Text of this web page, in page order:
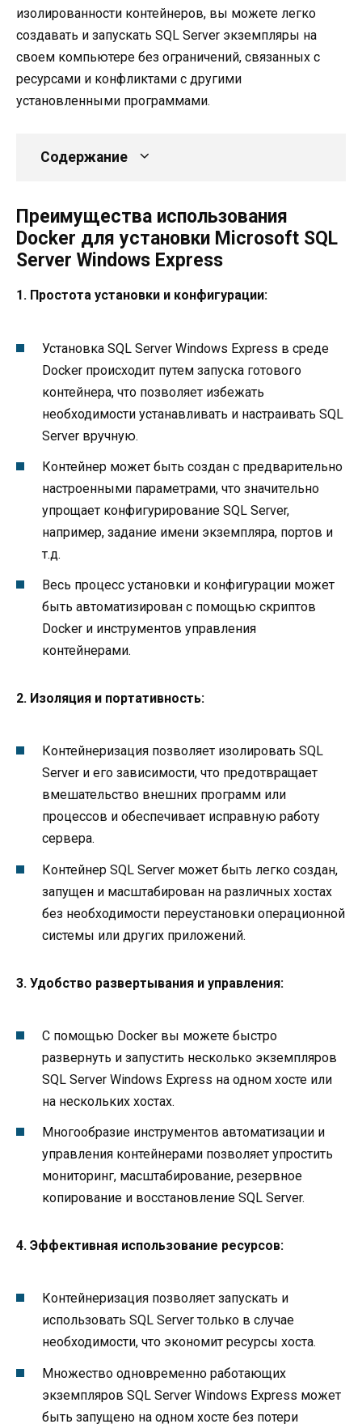
изолированности контейнеров, вы можете легко
создавать и запускать SQL Server экземпляры на
своем компьютере без ограничений, связанных с
ресурсами и конфликтами с другими
установленными программами.
Содержание
Преимущества использования
Docker для установки Microsoft SQL
Server Windows Express
1. Простота установки и конфигурации:
Установка SQL Server Windows Express в среде
Docker происходит путем запуска готового
контейнера, что позволяет избежать
необходимости устанавливать и настраивать SQL
Server вручную.
Контейнер может быть создан с предварительно
настроенными параметрами, что значительно
упрощает конфигурирование SQL Server,
например, задание имени экземпляра, портов и
т.д.
Весь процесс установки и конфигурации может
быть автоматизирован с помощью скриптов
Docker и инструментов управления
контейнерами.
2. Изоляция и портативность:
Контейнеризация позволяет изолировать SQL
Server и его зависимости, что предотвращает
вмешательство внешних программ или
процессов и обеспечивает исправную работу
сервера.
Контейнер SQL Server может быть легко создан,
запущен и масштабирован на различных хостах
без необходимости переустановки операционной
системы или других приложений.
3. Удобство развертывания и управления:
С помощью Docker вы можете быстро
развернуть и запустить несколько экземпляров
SQL Server Windows Express на одном хосте или
на нескольких хостах.
Многообразие инструментов автоматизации и
управления контейнерами позволяет упростить
мониторинг, масштабирование, резервное
копирование и восстановление SQL Server.
4. Эффективная использование ресурсов:
Контейнеризация позволяет запускать и
использовать SQL Server только в случае
необходимости, что экономит ресурсы хоста.
Множество одновременно работающих
экземпляров SQL Server Windows Express может
быть запущено на одном хосте без потери